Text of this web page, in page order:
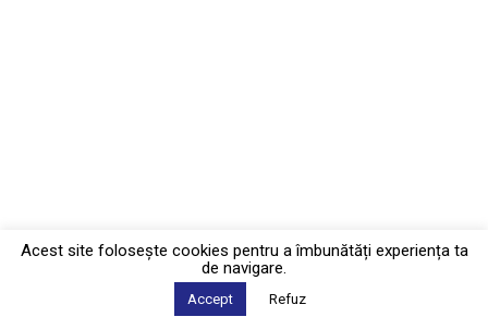
Acest site foloseşte cookies pentru a îmbunătăți experiența ta
de navigare.
Accept Refuz